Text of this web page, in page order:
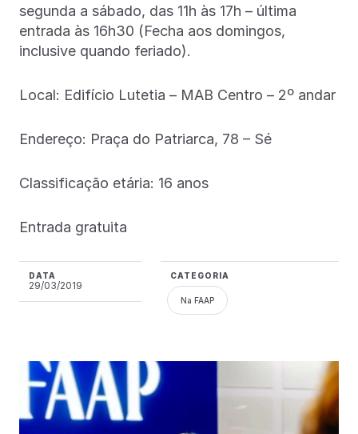
segunda a sábado, das 11h às 17h – última
entrada às 16h30 (Fecha aos domingos,
inclusive quando feriado).
Local: Edifício Lutetia – MAB Centro – 2º andar
Endereço: Praça do Patriarca, 78 – Sé
Classificação etária: 16 anos
Entrada gratuita
DATA
29/03/2019
CATEGORIA
Na FAAP